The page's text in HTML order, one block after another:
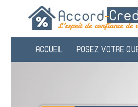
ACCUEIL POSEZ VOTRE